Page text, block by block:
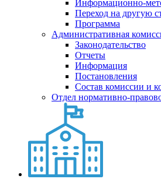
Информационно-
Переход на другую
Программа
Административная
Законодательство
Отчеты
Информация
Постановления
Состав комиссии и
Отдел нормативно-